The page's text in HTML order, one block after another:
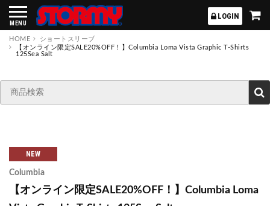
MENU
LOGIN
HOME
ショートスリーブ
【オンライン限定SALE20%OFF！】Columbia Loma Vista Graphic T-Shirts
125Sea Salt
NEW
Columbia
【オンライン限定SALE20%OFF！】Columbia Loma